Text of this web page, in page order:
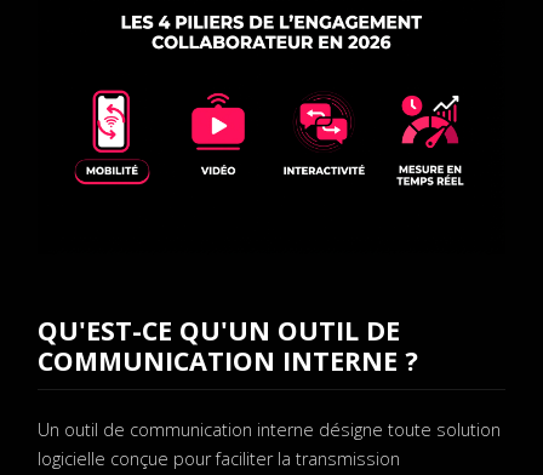
QU'EST-CE QU'UN OUTIL DE
COMMUNICATION INTERNE ?
Un outil de communication interne désigne toute solution
logicielle conçue pour faciliter la transmission